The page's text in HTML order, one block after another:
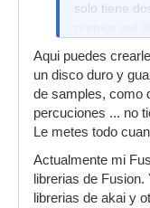
solo tiene
propios set
trae). No
batería para
industrial,
eso me
fusión.
Aqui puedes
un disco duro y
de samples, como
percuciones ... no
Le metes todo
Actualmente mi
librerias de
librerias de akai y